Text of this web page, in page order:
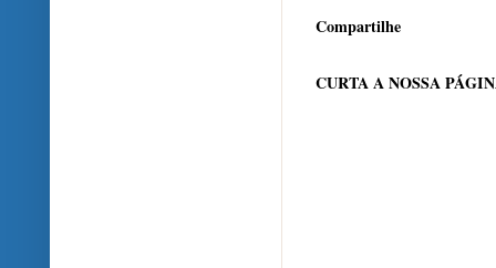
Compartilhe
CURTA A NOSSA